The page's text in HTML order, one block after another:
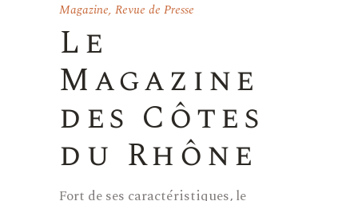
Magazine, Revue de Presse
Le
Magazine
des Côtes
du Rhône
Fort de ses caractéristiques, le